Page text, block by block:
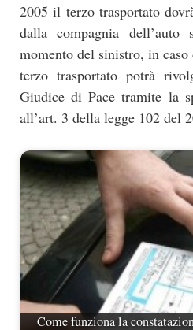
2005 il terzo trasportato
dalla compagnia
momento del sinistro, in
terzo trasportato potrà
Giudice di Pace tramite la
all’art. 3 della legge 102 del
Come funziona la